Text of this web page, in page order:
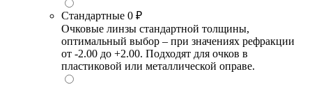
Стандартные 0 ₽
Очковые линзы стандартной толщины,
оптимальный выбор – при значениях рефракции
от -2.00 до +2.00. Подходят для очков в
пластиковой или металлической оправе.